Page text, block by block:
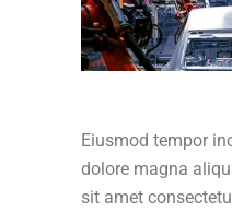
Eiusmod tempor
dolore magna
sit amet